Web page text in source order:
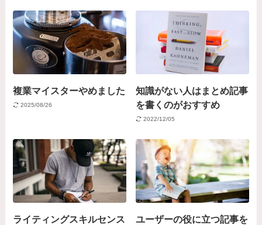
複業マイスターやめました
2025/08/26
知識がない人はまとめ記事
を書くのがおすすめ
2022/12/05
ライティングスキルセンス
ユーザーの役に立つ記事を